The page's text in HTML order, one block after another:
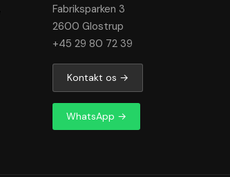
Fabriksparken 3
2600 Glostrup
+45 29 80 72 39
Kontakt os →
WhatsApp →